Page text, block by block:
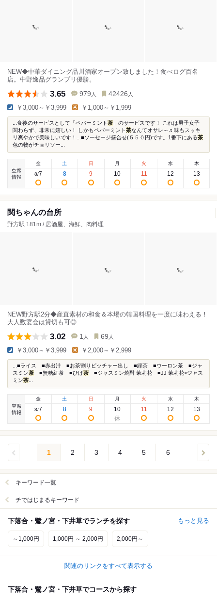
NEW◆中華ダイニング品川酒家オープン致しました！食べログ百名
店。中野逸品グランプリ優勝。
3.65 979 人 42426 人
￥3,000～￥3,999 ￥1,000～￥1,999
...食後のサービスとして「ペパーミント茶 」のサービスです！ これは男子女子
関わらず、非常に嬉しい！ しかもペパーミント茶なんてオサレ～♫ 味もスッキ
リ爽やかで美味しいです！...■ソーセージ盛合せ(５５０円)です。1番下にある茶
色の物がチョリソー...
空席
情報
金
8/7
土
8
日
9
月
10
火
11
水
12
木
13
関ちゃんの台所
野方駅 181m / 居酒屋、海鮮、肉料理
NEW野方駅2分◆産直素材の和食＆本場の韓国料理を一度に味わえる！
大人数宴会は貸切も可◎
3.02 1 人 69 人
￥3,000～￥3,999 ￥2,000～￥2,999
...■ライス ■赤出汁 ■お茶割りピッチャー出し ■緑茶 ■ウーロン茶 ■ジャ
スミン茶 ■無糖紅茶 ■ひげ茶 ■ジャスミン焼酎 茉莉花 ■JJ 茉莉花×ジャス
ミン茶
空席
情報
金
8/7
土
8
日
9
月
10
火
11
水
12
木
13
1 2 3 4 5 6
キーワード一覧
チではじまるキーワード
下落合・鷺ノ宮・下井草でランチを探す もっと見る
～1,000円 1,000円 ～ 2,000円 2,000円～
関連のリンクをすべて表示する
下落合・鷺ノ宮・下井草でコースから探す